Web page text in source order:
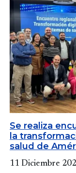
Se realiza
la
salud de
11 Diciembre